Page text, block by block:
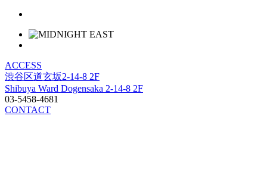
ACCESS
渋谷区道玄坂2-14-8 2F
Shibuya Ward Dogensaka 2-14-8 2F
03-5458-4681
CONTACT